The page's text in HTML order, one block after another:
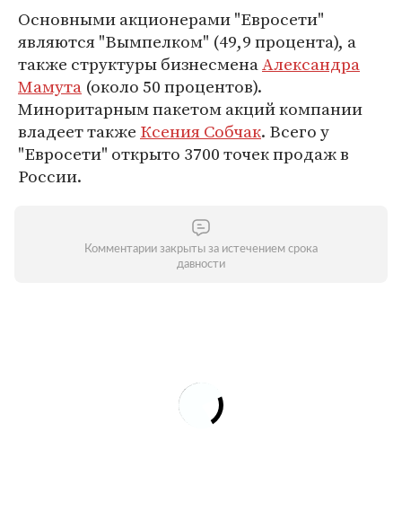
Основными акционерами "Евросети"
являются "Вымпелком" (49,9 процента), а
также структуры бизнесменаАлександра
Мамута (около 50 процентов).
Миноритарным пакетом акций компании
владеет также Ксения Собчак. Всего у
"Евросети" открыто 3700 точек продаж в
России.
Комментарии закрыты за истечением срока
давности